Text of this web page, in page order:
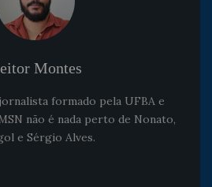
Montes
formado pela UFBA e
não é nada perto de Nonato,
e Sérgio Alves.